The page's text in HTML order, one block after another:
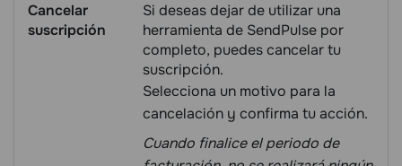
Cancelar
suscripción
Si deseas dejar de utilizar una
herramienta de SendPulse por
completo, puedes cancelar tu
suscripción.
Selecciona un motivo para la
cancelación y confirma tu acción.
Cuando finalice el periodo de